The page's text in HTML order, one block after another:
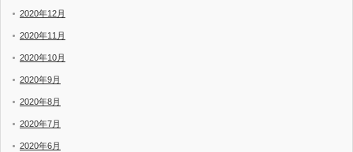
2020年12月
2020年11月
2020年10月
2020年9月
2020年8月
2020年7月
2020年6月